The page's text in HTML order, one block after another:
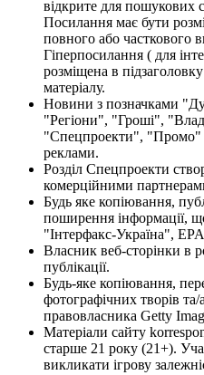
відкрите для пошукових
Посилання має бути
повного або часткового
Гіперпосилання ( для
розміщена в
матеріалу.
Новини з позначками
"Регіони", "Гроші",
"Спецпроекти", "Промо"
реклами.
Розділ Спецпроекти
комерційними
Будь яке копіювання,
поширення інформації,
"Інтерфакс-Україна",
Власник веб-сторінки в
публікації.
Будь-яке копіювання,
фотографічних творів та/
правовласника Getty
Матеріали сайту
старше 21 року (21+).
викликати ігрову